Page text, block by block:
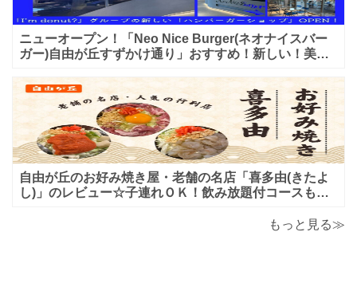
ニューオープン！「Neo Nice Burger(ネオナイスバー
ガー)自由が丘すずかけ通り」おすすめ！新しい！美味
自由が丘のお好み焼き屋・老舗の名店「喜多由(きたよ
し)」のレビュー☆子連れＯＫ！飲み放題付コースも！
もっと見る≫